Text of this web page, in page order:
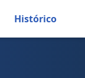
Histórico